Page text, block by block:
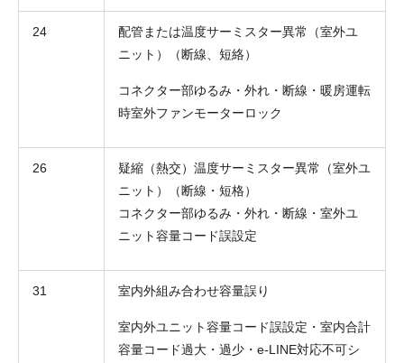
24
配管または温度サーミスター異常（室外ユ
ニット）（断線、短絡）
コネクター部ゆるみ・外れ・断線・暖房運転
時室外ファンモーターロック
26
疑縮（熱交）温度サーミスター異常（室外ユ
ニット）（断線・短格）
コネクター部ゆるみ・外れ・断線・室外ユ
ニット容量コード誤設定
31 室内外組み合わせ容量誤り
室内外ユニット容量コード誤設定・室内合計
容量コード過大・過少・e-LINE対応不可シ
電話番号
お問合せ内容 工事お見積り依頼
ご相談
その他
メッセージ